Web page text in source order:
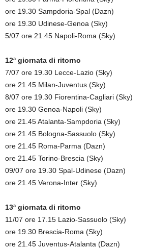
ore 19.30 Sampdoria-Spal (Dazn)
ore 19.30 Udinese-Genoa (Sky)
5/07 ore 21.45 Napoli-Roma (Sky)
12ª giornata di ritorno
7/07 ore 19.30 Lecce-Lazio (Sky)
ore 21.45 Milan-Juventus (Sky)
8/07 ore 19.30 Fiorentina-Cagliari (Sky)
ore 19.30 Genoa-Napoli (Sky)
ore 21.45 Atalanta-Sampdoria (Sky)
ore 21.45 Bologna-Sassuolo (Sky)
ore 21.45 Roma-Parma (Dazn)
ore 21.45 Torino-Brescia (Sky)
09/07 ore 19.30 Spal-Udinese (Dazn)
ore 21.45 Verona-Inter (Sky)
13ª giornata di ritorno
11/07 ore 17.15 Lazio-Sassuolo (Sky)
ore 19.30 Brescia-Roma (Sky)
ore 21.45 Juventus-Atalanta (Dazn)